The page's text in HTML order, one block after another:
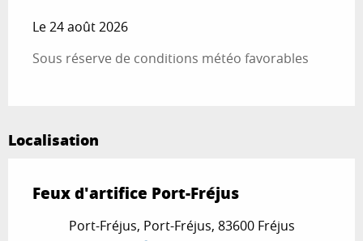
Le 24 août 2026
Sous réserve de conditions météo favorables
Localisation
Feux d'artifice Port-Fréjus
Port-Fréjus, Port-Fréjus, 83600 Fréjus